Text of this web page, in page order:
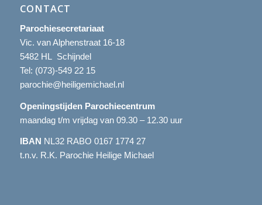
CONTACT
Parochiesecretariaat
Vic. van Alphenstraat 16-18
5482 HL Schijndel
Tel: (073)-549 22 15
parochie@heiligemichael.nl
Openingstijden Parochiecentrum
maandag t/m vrijdag van 09.30 – 12.30 uur
IBAN NL32 RABO 0167 1774 27
t.n.v. R.K. Parochie Heilige Michael